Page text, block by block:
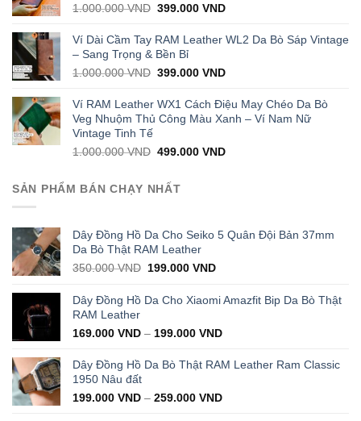
1.000.000VND Original
was:
1.000.000 VND.
399.000VNDCurrent
is:
Ví Dài Cầm Tay RAM Leather WL2 Da Bò Sáp Vintage
– Sang Trọng & Bền Bỉ
1.000.000VND Original
was:
1.000.000 VND.
399.000VNDCurrent
is:
399.000 VND.
Ví RAM Leather WX1 Cách Điệu May Chéo Da Bò
Veg Nhuộm Thủ Công Màu Xanh – Ví Nam Nữ
Vintage Tinh Tế
1.000.000VND Original
was:
1.000.000 VND.
499.000VNDCurrent
SẢN PHẨM BÁN CHẠY NHẤT
Dây Đồng Hồ Da Cho Seiko 5 Quân Đội Bản 37mm
Da Bò Thật RAM Leather
350.000VND Original
was:
199.000VNDCurrent
is:
199.000 VND.
Dây Đồng Hồ Da Cho Xiaomi Amazfit Bip Da Bò Thật
RAM Leather
169.000 VND – 199.000 VND
Dây Đồng Hồ Da Bò Thật RAM Leather Ram Classic
1950 Nâu đất
199.000 VND – 259.000 VND